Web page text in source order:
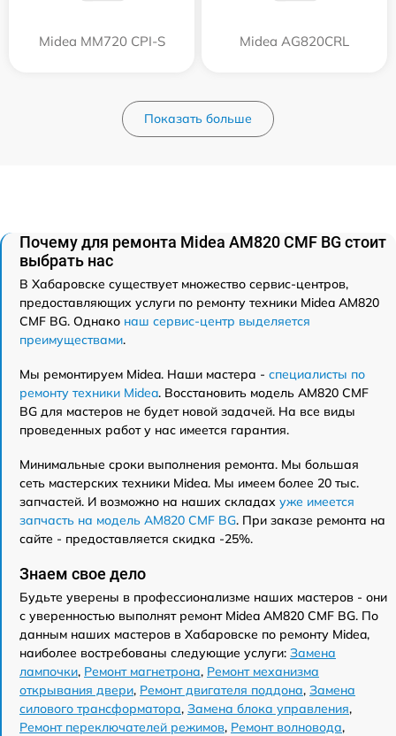
Midea MM720 CPI-S Midea AG820CRL
Показать больше
Почему для ремонта Midea AM820 CMF BG стоит
выбрать нас
В Хабаровске существует множество сервис-центров,
предоставляющих услуги по ремонту техники Midea AM820
CMF BG. Однако наш сервис-центр выделяется
преимуществами.
Мы ремонтируем Midea. Наши мастера - специалисты по
ремонту техники Midea. Восстановить модель AM820 CMF
BG для мастеров не будет новой задачей. На все виды
проведенных работ у нас имеется гарантия.
Минимальные сроки выполнения ремонта. Мы большая
сеть мастерских техники Midea. Мы имеем более 20 тыс.
запчастей. И возможно на наших складах уже имеется
запчасть на модель AM820 CMF BG. При заказе ремонта на
сайте - предоставляется скидка -25%.
Знаем свое дело
Будьте уверены в профессионализме наших мастеров - они
с уверенностью выполнят ремонт Midea AM820 CMF BG. По
данным наших мастеров в Хабаровске по ремонту Midea,
наиболее востребованы следующие услуги: Замена
лампочки, Ремонт магнетрона, Ремонт механизма
открывания двери, Ремонт двигателя поддона, Замена
силового трансформатора, Замена блока управления,
Ремонт переключателей режимов, Ремонт волновода,